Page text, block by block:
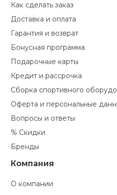
Как сделать заказ
Доставка и оплата
Гарантия и возврат
Бонусная программа
Подарочные карты
Кредит и рассрочка
Сборка спортивного
Оферта и персональные
Вопросы и ответы
% Скидки
Бренды
Компания
О компании